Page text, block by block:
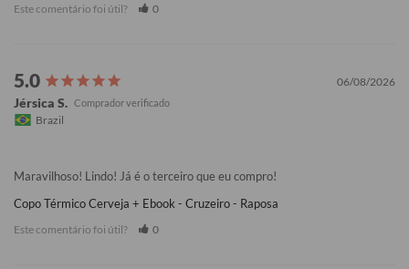
Este comentário foi útil? 0
06/08/2026
Jérsica S.
Brazil
Maravilhoso! Lindo! Já é o terceiro que eu compro!
Copo Térmico Cerveja + Ebook - Cruzeiro - Raposa
Este comentário foi útil? 0